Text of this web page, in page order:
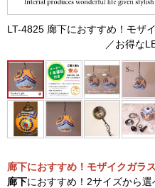
LT-4825 廊下におすすめ！モザ
／お得な
廊下におすすめ！モザイクガラ
廊下におすすめ！2サイズから選